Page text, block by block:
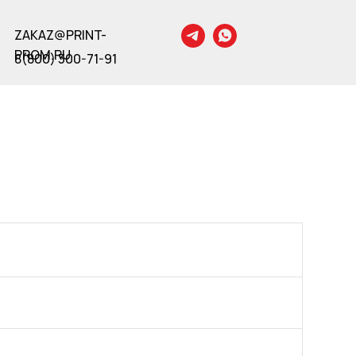
8(800) 300-71-91
ZAKAZ@PRINT-
PROM.RU